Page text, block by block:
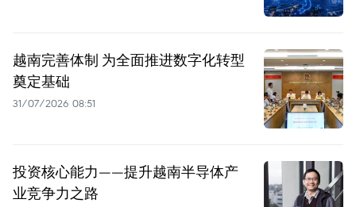
越南完善体制 为全面推进数字化转型
奠定基础
31/07/2026 08:51
投资核心能力——提升越南半导体产
业竞争力之路